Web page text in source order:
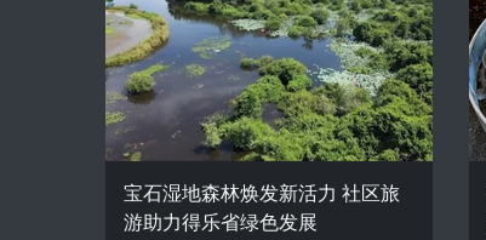
宝石湿地森林焕发新活力 社区旅
游助力得乐省绿色发展